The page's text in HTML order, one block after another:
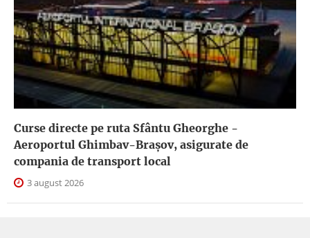
Curse directe pe ruta Sfântu Gheorghe -
Aeroportul Ghimbav-Braşov, asigurate de
compania de transport local
3 august 2026